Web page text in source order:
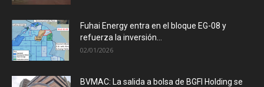
Fuhai Energy entra en el bloque EG-08 y
refuerza la inversión...
02/01/2026
BVMAC: La salida a bolsa de BGFI Holding se